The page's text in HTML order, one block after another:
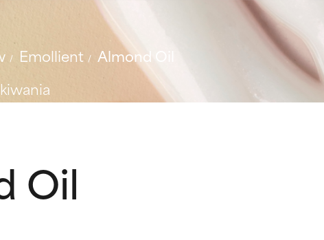
Emollient
Almond Oil
Oil